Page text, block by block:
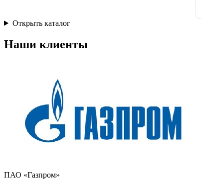
Открыть каталог
Наши клиенты
ПАО «Газпром»